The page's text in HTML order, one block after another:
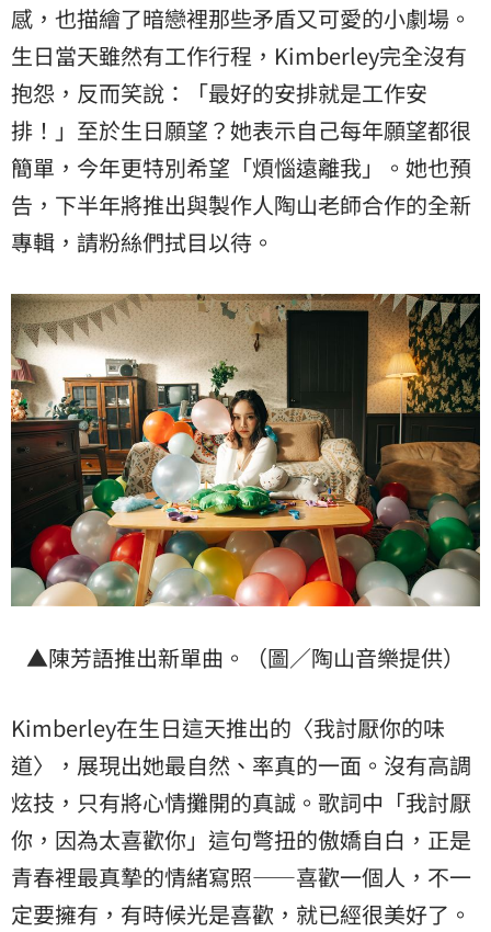
感，也描繪了暗戀裡那些矛盾又可愛的小劇場。
生日當天雖然有工作行程，Kimberley完全沒有
抱怨，反而笑說：「最好的安排就是工作安
排！」至於生日願望？她表示自己每年願望都很
簡單，今年更特別希望「煩惱遠離我」。她也預
告，下半年將推出與製作人陶山老師合作的全新
專輯，請粉絲們拭目以待。
▲陳芳語推出新單曲。（圖／陶山音樂提供）
Kimberley在生日這天推出的〈我討厭你的味
道〉，展現出她最自然、率真的一面。沒有高調
炫技，只有將心情攤開的真誠。歌詞中「我討厭
你，因為太喜歡你」這句彆扭的傲嬌自白，正是
青春裡最真摯的情緒寫照——喜歡一個人，不一
定要擁有，有時候光是喜歡，就已經很美好了。